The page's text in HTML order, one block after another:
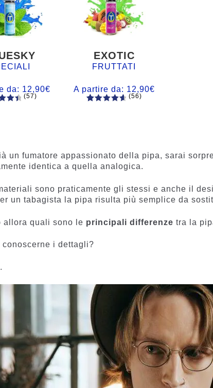
da: 12,90€
(57)
EXOTIC
FRUTTATI
A partire da: 12,90€
recension
i
(56)
un fumatore appassionato della pipa, sarai
identica a quella analogica.
sono praticamente gli stessi e anche il
un tabagista la pipa risulta più semplice da
allora quali sono le principali differenze tra la
conoscerne i dettagli?